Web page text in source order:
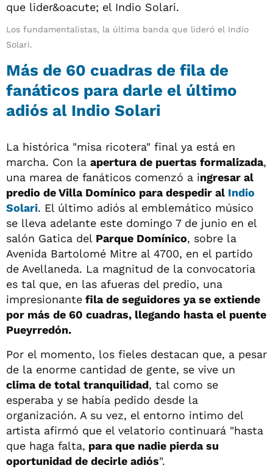
Los fundamentalistas, la última banda que lideró el Indio
Solari.
Más de 60 cuadras de fila de
fanáticos para darle el último
adiós al Indio Solari
La histórica "misa ricotera" final ya está en
marcha. Con la apertura de puertas formalizada,
una marea de fanáticos comenzó a ingresar al
predio de Villa Domínico para despedir al Indio
Solari. El último adiós al emblemático músico
se lleva adelante este domingo 7 de junio en el
salón Gatica del Parque Domínico, sobre la
Avenida Bartolomé Mitre al 4700, en el partido
de Avellaneda. La magnitud de la convocatoria
es tal que, en las afueras del predio, una
impresionante fila de seguidores ya se extiende
por más de 60 cuadras, llegando hasta el puente
Pueyrredón.
Por el momento, los fieles destacan que, a pesar
de la enorme cantidad de gente, se vive un
clima de total tranquilidad, tal como se
esperaba y se había pedido desde la
organización. A su vez, el entorno intimo del
artista afirmó que el velatorio continuará "hasta
que haga falta, para que nadie pierda su
oportunidad de decirle adiós".